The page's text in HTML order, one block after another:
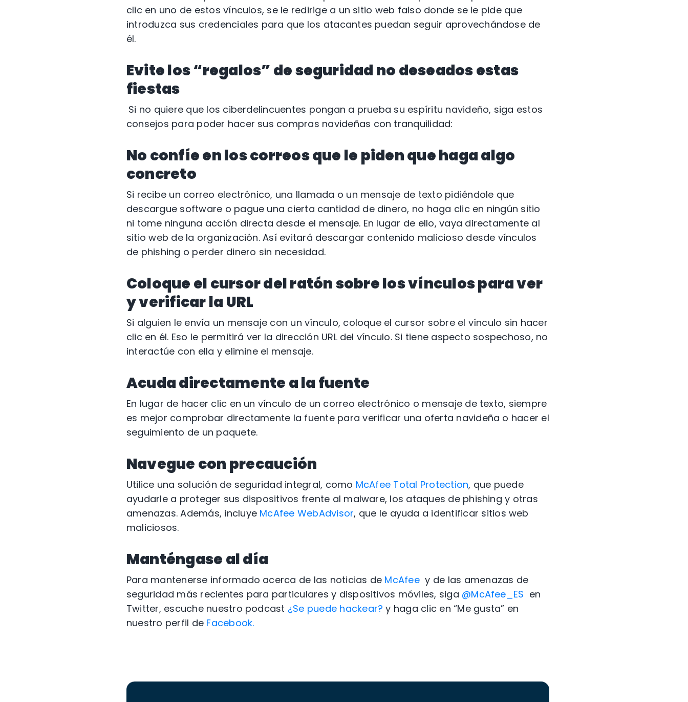
clic en uno de estos vínculos, se le redirige a un sitio web falso donde se le pide que
introduzca sus credenciales para que los atacantes puedan seguir aprovechándose de
él.
Evite los “regalos” de seguridad no deseados estas
fiestas
Si no quiere que los ciberdelincuentes pongan a prueba su espíritu navideño, siga estos
consejos para poder hacer sus compras navideñas con tranquilidad:
No confíe en los correos que le piden que haga algo
concreto
Si recibe un correo electrónico, una llamada o un mensaje de texto pidiéndole que
descargue software o pague una cierta cantidad de dinero, no haga clic en ningún sitio
ni tome ninguna acción directa desde el mensaje. En lugar de ello, vaya directamente al
sitio web de la organización. Así evitará descargar contenido malicioso desde vínculos
de phishing o perder dinero sin necesidad.
Coloque el cursor del ratón sobre los vínculos para ver
y verificar la URL
Si alguien le envía un mensaje con un vínculo, coloque el cursor sobre el vínculo sin hacer
clic en él. Eso le permitirá ver la dirección URL del vínculo. Si tiene aspecto sospechoso, no
interactúe con ella y elimine el mensaje.
Acuda directamente a la fuente
En lugar de hacer clic en un vínculo de un correo electrónico o mensaje de texto, siempre
es mejor comprobar directamente la fuente para verificar una oferta navideña o hacer el
seguimiento de un paquete.
Navegue con precaución
Utilice una solución de seguridad integral, como McAfee Total Protection, que puede
ayudarle a proteger sus dispositivos frente al malware, los ataques de phishing y otras
amenazas. Además, incluye McAfee WebAdvisor, que le ayuda a identificar sitios web
maliciosos.
Manténgase al día
Para mantenerse informado acerca de las noticias de McAfeey de las amenazas de
seguridad más recientes para particulares y dispositivos móviles, siga @McAfee_ES en
Twitter, escuche nuestro podcast ¿Se puede hackear? y haga clic en “Me gusta” en
nuestro perfil de Facebook.